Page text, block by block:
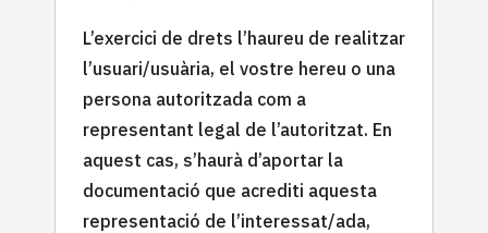
L’exercici de drets l’haureu de realitzar
l’usuari/usuària, el vostre hereu o una
persona autoritzada com a
representant legal de l’autoritzat. En
aquest cas, s’haurà d’aportar la
documentació que acrediti aquesta
representació de l’interessat/ada,